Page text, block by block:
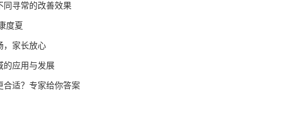
同寻常的改善效果
度夏
，家长放心
的应用与发展
合适？专家给你答案